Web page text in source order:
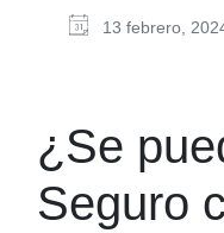
13 febrero,
¿Se
Seguro